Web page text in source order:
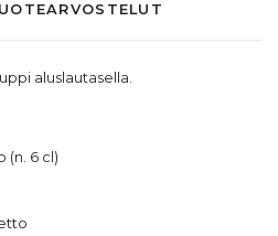
aluslautasella.
(n. 6 cl)